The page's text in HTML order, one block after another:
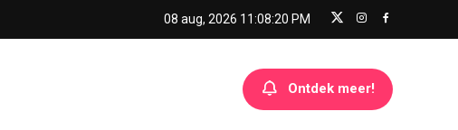
08 aug, 2026 11:08:20 PM
Ontdek meer!